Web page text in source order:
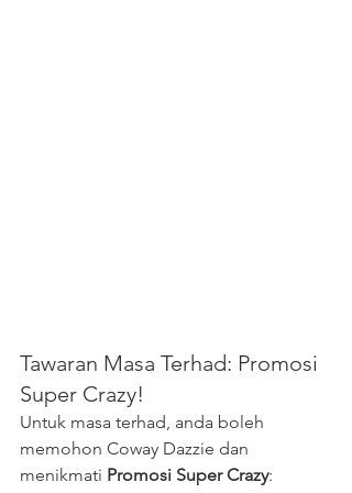
Tawaran Masa Terhad: Promosi
Super Crazy!
Untuk masa terhad, anda boleh
memohon Coway Dazzie dan
menikmati Promosi Super Crazy: